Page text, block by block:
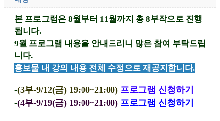
본 프로그램은 8월부터 11월까지 총 8부작으로 진행
됩니다.
9월 프로그램 내용을 안내드리니 많은 참여 부탁드립
니다.
홍보물 내 강의 내용 전체 수정으로 재공지합니다.
-(3부-9/12(금) 19:00~21:00) 프로그램 신청하기
-(4부-9/19(금) 19:00~21:00) 프로그램 신청하기